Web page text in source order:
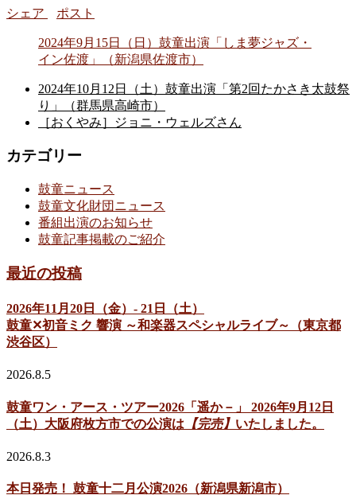
シェア ポスト
2024年9月15日（日）鼓童出演「しま夢ジャズ・
イン佐渡」（新潟県佐渡市）
2024年10月12日（土）鼓童出演「第2回たかさき太鼓祭
り」（群馬県高崎市）
［おくやみ］ジョニ・ウェルズさん
カテゴリー
鼓童ニュース
鼓童文化財団ニュース
番組出演のお知らせ
鼓童記事掲載のご紹介
最近の投稿
2026年11月20日（金）- 21日（土）
鼓童✕初音ミク 響演 ～和楽器スペシャルライブ～（東京都
渋谷区）
2026.8.5
鼓童ワン・アース・ツアー2026「遥か－」 2026年9月12日
（土）大阪府枚方市での公演は 【完売】 いたしました。
2026.8.3
本日発売！ 鼓童十二月公演2026（新潟県新潟市）